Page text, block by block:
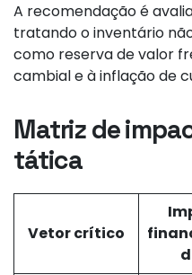
A recomendação é
tratando o inventário
como reserva de valor
cambial e à inflação de
Matriz de
tática
Vetor crítico